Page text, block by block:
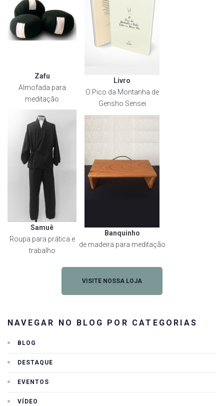
Zafu
Almofada para
meditação
Livro
O Pico da Montanha de
Gensho Sensei
Samuê
Roupa para prática e
trabalho
Banquinho
de madeira para meditação
VISITE NOSSA LOJA
NAVEGAR NO BLOG POR CATEGORIAS
BLOG
DESTAQUE
EVENTOS
VÍDEO